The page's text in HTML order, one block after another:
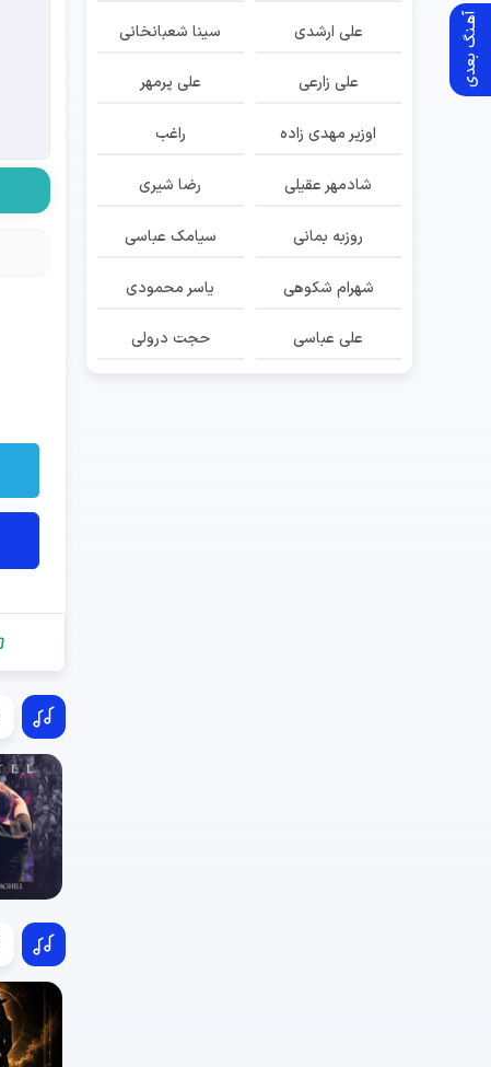
آهـنگ بعدی علی ارشدی سینا شعبانخانی
علی زارعی علی پرمهر
اوزیر مهدی زاده راغب
شادمهر عقیلی رضا شیری
روزبه بمانی سیامک عباسی
شهرام شکوهی یاسر محمودی
علی عباسی حجت درولی